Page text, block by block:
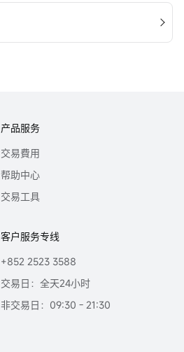
产品服务
交易費用
帮助中心
交易工具
客户服务专线
+852 2523 3588
交易日：全天24小时
非交易日：09:30 - 21:30